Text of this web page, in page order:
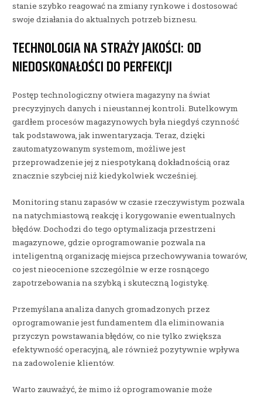
stanie szybko reagować na zmiany rynkowe i dostosować
swoje działania do aktualnych potrzeb biznesu.
TECHNOLOGIA NA STRAŻY JAKOŚCI: OD
NIEDOSKONAŁOŚCI DO PERFEKCJI
Postęp technologiczny otwiera magazyny na świat
precyzyjnych danych i nieustannej kontroli. Butelkowym
gardłem procesów magazynowych była niegdyś czynność
tak podstawowa, jak inwentaryzacja. Teraz, dzięki
zautomatyzowanym systemom, możliwe jest
przeprowadzenie jej z niespotykaną dokładnością oraz
znacznie szybciej niż kiedykolwiek wcześniej.
Monitoring stanu zapasów w czasie rzeczywistym pozwala
na natychmiastową reakcję i korygowanie ewentualnych
błędów. Dochodzi do tego optymalizacja przestrzeni
magazynowe, gdzie oprogramowanie pozwala na
inteligentną organizację miejsca przechowywania towarów,
co jest nieocenione szczególnie w erze rosnącego
zapotrzebowania na szybką i skuteczną logistykę.
Przemyślana analiza danych gromadzonych przez
oprogramowanie jest fundamentem dla eliminowania
przyczyn powstawania błędów, co nie tylko zwiększa
efektywność operacyjną, ale również pozytywnie wpływa
na zadowolenie klientów.
Warto zauważyć, że mimo iż oprogramowanie może